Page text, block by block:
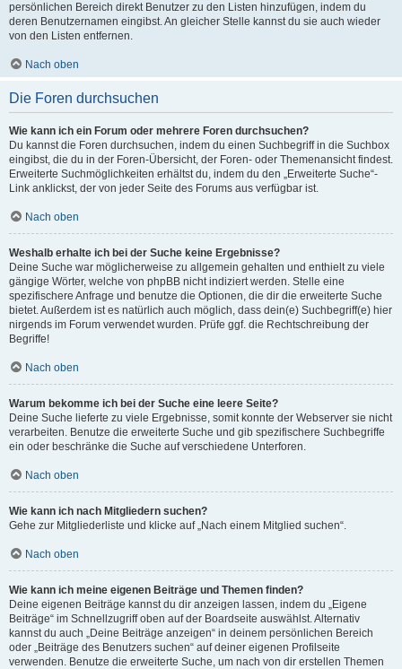
persönlichen Bereich direkt Benutzer zu den Listen hinzufügen, indem du
deren Benutzernamen eingibst. An gleicher Stelle kannst du sie auch wieder
von den Listen entfernen.
Nach oben
Die Foren durchsuchen
Wie kann ich ein Forum oder mehrere Foren durchsuchen?
Du kannst die Foren durchsuchen, indem du einen Suchbegriff in die Suchbox
eingibst, die du in der Foren-Übersicht, der Foren- oder Themenansicht findest.
Erweiterte Suchmöglichkeiten erhältst du, indem du den „Erweiterte Suche“-
Link anklickst, der von jeder Seite des Forums aus verfügbar ist.
Nach oben
Weshalb erhalte ich bei der Suche keine Ergebnisse?
Deine Suche war möglicherweise zu allgemein gehalten und enthielt zu viele
gängige Wörter, welche von phpBB nicht indiziert werden. Stelle eine
spezifischere Anfrage und benutze die Optionen, die dir die erweiterte Suche
bietet. Außerdem ist es natürlich auch möglich, dass dein(e) Suchbegriff(e) hier
nirgends im Forum verwendet wurden. Prüfe ggf. die Rechtschreibung der
Begriffe!
Nach oben
Warum bekomme ich bei der Suche eine leere Seite?
Deine Suche lieferte zu viele Ergebnisse, somit konnte der Webserver sie nicht
verarbeiten. Benutze die erweiterte Suche und gib spezifischere Suchbegriffe
ein oder beschränke die Suche auf verschiedene Unterforen.
Nach oben
Wie kann ich nach Mitgliedern suchen?
Gehe zur Mitgliederliste und klicke auf „Nach einem Mitglied suchen“.
Nach oben
Wie kann ich meine eigenen Beiträge und Themen finden?
Deine eigenen Beiträge kannst du dir anzeigen lassen, indem du „Eigene
Beiträge“ im Schnellzugriff oben auf der Boardseite auswählst. Alternativ
kannst du auch „Deine Beiträge anzeigen“ in deinem persönlichen Bereich
oder „Beiträge des Benutzers suchen“ auf deiner eigenen Profilseite
verwenden. Benutze die erweiterte Suche, um nach von dir erstellen Themen